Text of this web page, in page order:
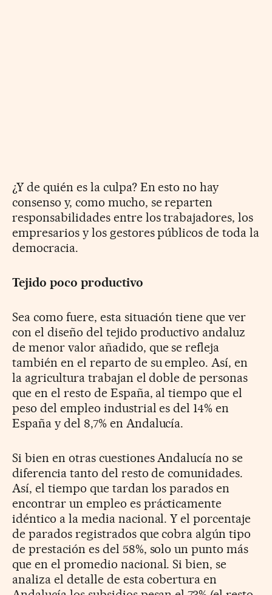
¿Y de quién es la culpa? En esto no hay
consenso y, como mucho, se reparten
responsabilidades entre los trabajadores, los
empresarios y los gestores públicos de toda la
democracia.
Tejido poco productivo
Sea como fuere, esta situación tiene que ver
con el diseño del tejido productivo andaluz
de menor valor añadido, que se refleja
también en el reparto de su empleo. Así, en
la agricultura trabajan el doble de personas
que en el resto de España, al tiempo que el
peso del empleo industrial es del 14% en
España y del 8,7% en Andalucía.
Si bien en otras cuestiones Andalucía no se
diferencia tanto del resto de comunidades.
Así, el tiempo que tardan los parados en
encontrar un empleo es prácticamente
idéntico a la media nacional. Y el porcentaje
de parados registrados que cobra algún tipo
de prestación es del 58%, solo un punto más
que en el promedio nacional. Si bien, se
analiza el detalle de esta cobertura en